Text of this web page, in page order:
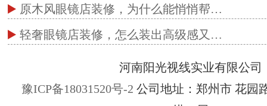
原木风眼镜店装修，为什么能悄悄帮…
轻奢眼镜店装修，怎么装出高级感又…
河南阳光视线实业有限公司
豫ICP备18031520号-2 公司地址：郑州市 花园